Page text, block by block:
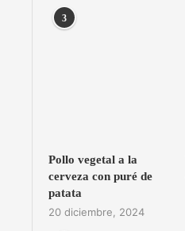
3
Pollo vegetal a la
cerveza con puré de
patata
20 diciembre, 2024